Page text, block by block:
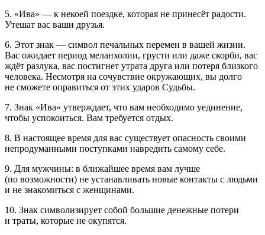
5. «Ива» — к некоей поездке, которая не принесёт радости.
Утешат вас ваши друзья.
6. Этот знак — символ печальных перемен в вашей жизни.
Вас ожидает период меланхолии, грусти или даже скорби, вас
ждёт разлука, вас постигнет утрата друга или потеря близкого
человека. Несмотря на сочувствие окружающих, вы долго
не сможете оправиться от этих ударов Судьбы.
7. Знак «Ива» утверждает, что вам необходимо уединение,
чтобы успокоиться. Вам требуется отдых.
8. В настоящее время для вас существует опасность своими
непродуманными поступками навредить самому себе.
9. Для мужчины: в ближайшее время вам лучше
(по возможности) не устанавливать новые контакты с людьми
и не знакомиться с женщинами.
10. Знак символизирует собой большие денежные потери
и траты, которые не окупятся.